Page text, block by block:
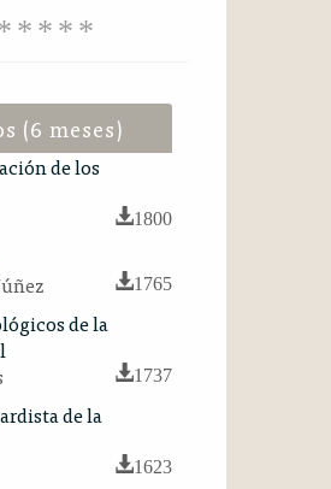
(6 meses)
de los
1800
1765
de la
1737
de la
1623